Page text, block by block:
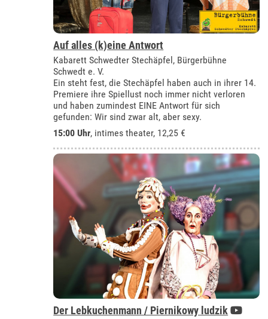
Auf alles (k)eine Antwort
Kabarett Schwedter Stechäpfel, Bürgerbühne
Schwedt e. V.
Ein steht fest, die Stechäpfel haben auch in ihrer 14.
Premiere ihre Spiellust noch immer nicht verloren
und haben zumindest EINE Antwort für sich
gefunden: Wir sind zwar alt, aber sexy.
15:00 Uhr, intimes theater, 12,25 €
Der Lebkuchenmann / Piernikowy ludzik